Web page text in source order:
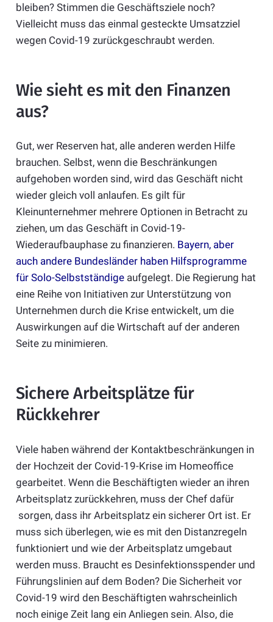
bleiben? Stimmen die Geschäftsziele noch?
Vielleicht muss das einmal gesteckte Umsatzziel
wegen Covid-19 zurückgeschraubt werden.
Wie sieht es mit den Finanzen
aus?
Gut, wer Reserven hat, alle anderen werden Hilfe
brauchen. Selbst, wenn die Beschränkungen
aufgehoben worden sind, wird das Geschäft nicht
wieder gleich voll anlaufen. Es gilt für
Kleinunternehmer mehrere Optionen in Betracht zu
ziehen, um das Geschäft in Covid-19-
Wiederaufbauphase zu finanzieren. Bayern, aber
auch andere Bundesländer haben Hilfsprogramme
für Solo-Selbstständigeaufgelegt. Die Regierung hat
eine Reihe von Initiativen zur Unterstützung von
Unternehmen durch die Krise entwickelt, um die
Auswirkungen auf die Wirtschaft auf der anderen
Seite zu minimieren.
Sichere Arbeitsplätze für
Rückkehrer
Viele haben während der Kontaktbeschränkungen in
der Hochzeit der Covid-19-Krise im Homeoffice
gearbeitet. Wenn die Beschäftigten wieder an ihren
Arbeitsplatz zurückkehren, muss der Chef dafür
sorgen, dass ihr Arbeitsplatz ein sicherer Ort ist. Er
muss sich überlegen, wie es mit den Distanzregeln
funktioniert und wie der Arbeitsplatz umgebaut
werden muss. Braucht es Desinfektionsspender und
Führungslinien auf dem Boden? Die Sicherheit vor
Covid-19 wird den Beschäftigten wahrscheinlich
noch einige Zeit lang ein Anliegen sein. Also, die